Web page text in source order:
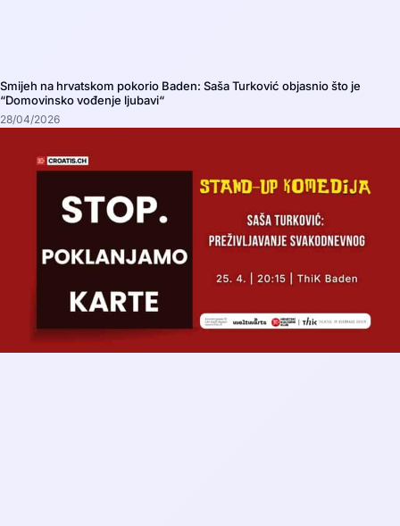
Smijeh na hrvatskom pokorio Baden: Saša Turković objasnio što je
“Domovinsko vođenje ljubavi“
28/04/2026